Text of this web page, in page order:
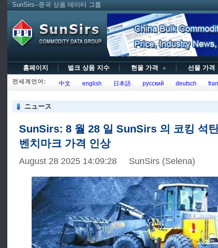
SunSirs--중국 상품 데이터 그룹
홈페이지 벌크 상품 지수 현물 가격 ▼ 선물 가
전세계언어: 中文 english 日本語 русский deutsch
ニュース
SunSirs: 8 월 28 일 SunSirs 의 코킹 석
벤치마크 가격 인상
August 28 2025 14:09:28 SunSirs (Selena)